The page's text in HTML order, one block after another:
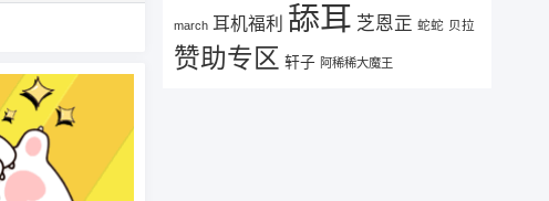
march 耳机福利 舔耳 芝恩㱏 蛇蛇 贝拉
赞助专区 轩子 阿稀稀大魔王